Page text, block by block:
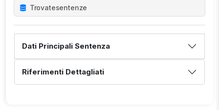
Trovatesentenze
Dati Principali Sentenza
Riferimenti Dettagliati